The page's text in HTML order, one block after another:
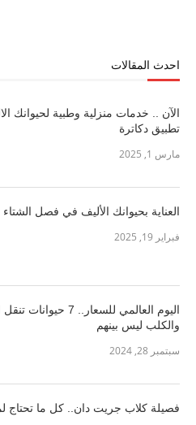
احدث المقالات
الآن .. خدمات منزلية وطبية لحيوانك
تطبيق دكاترة
مارس 1, 2025
العناية بحيوانك الأليف في فصل الشتاء
فبراير 19, 2025
اليوم العالمي للسعار.. 7
والكلب ليس بينهم
سبتمبر 28, 2024
فصيلة كلاب جريت دان.. كل ما تحتاج